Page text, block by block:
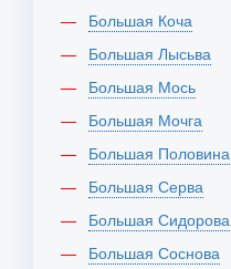
Большая Коча
Большая Лысьва
Большая Мось
Большая Мочга
Большая Половина
Большая Серва
Большая Сидорова
Большая Соснова